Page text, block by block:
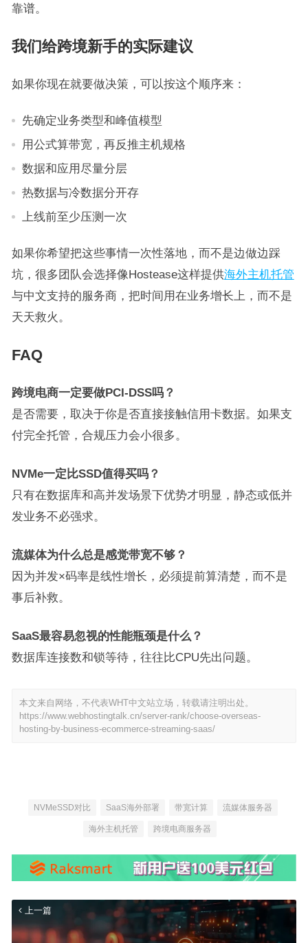
靠谱。
我们给跨境新手的实际建议
如果你现在就要做决策，可以按这个顺序来：
先确定业务类型和峰值模型
用公式算带宽，再反推主机规格
数据和应用尽量分层
热数据与冷数据分开存
上线前至少压测一次
如果你希望把这些事情一次性落地，而不是边做边踩
坑，很多团队会选择像Hostease这样提供海外主机托管
与中文支持的服务商，把时间用在业务增长上，而不是
天天救火。
FAQ
跨境电商一定要做PCI-DSS吗？
是否需要，取决于你是否直接接触信用卡数据。如果支
付完全托管，合规压力会小很多。
NVMe一定比SSD值得买吗？
只有在数据库和高并发场景下优势才明显，静态或低并
发业务不必强求。
流媒体为什么总是感觉带宽不够？
因为并发×码率是线性增长，必须提前算清楚，而不是
事后补救。
SaaS最容易忽视的性能瓶颈是什么？
数据库连接数和锁等待，往往比CPU先出问题。
本文来自网络，不代表WHT中文站立场，转载请注明出处。
https://www.webhostingtalk.cn/server-rank/choose-overseas-
hosting-by-business-ecommerce-streaming-saas/
NVMeSSD对比 SaaS海外部署 带宽计算 流媒体服务器
海外主机托管 跨境电商服务器
上一篇